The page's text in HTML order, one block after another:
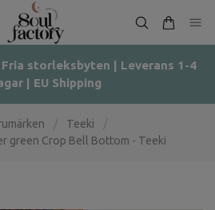
storleksbyten | Leverans 1-4
| EU Shipping
Teeki
green Crop Bell Bottom - Teeki